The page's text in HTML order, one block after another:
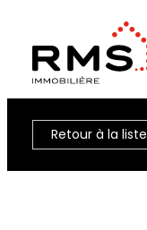
Retour à la liste